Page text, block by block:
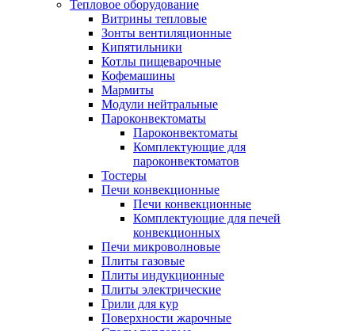
Тепловое оборудование
Витрины тепловые
Зонты вентиляционные
Кипятильники
Котлы пищеварочные
Кофемашины
Мармиты
Модули нейтральные
Пароконвектоматы
Пароконвектоматы
Комплектующие для
пароконвектоматов
Тостеры
Печи конвекционные
Печи конвекционные
Комплектующие для печей
конвекционных
Печи микроволновые
Плиты газовые
Плиты индукционные
Плиты электрические
Грили для кур
Поверхности жарочные